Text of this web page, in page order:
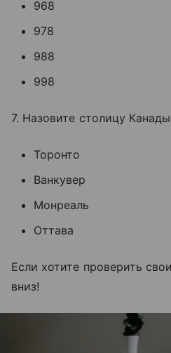
968
978
988
998
7. Назовите столицу
Торонто
Ванкувер
Монреаль
Оттава
Если хотите проверить
вниз!